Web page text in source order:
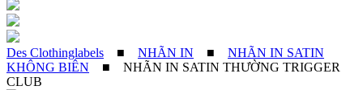
Des Clothinglabels ■ NHÃN IN ■ NHÃN IN SATIN
KHÔNG BIÊN ■ NHÃN IN SATIN THƯỜNG TRIGGER
CLUB